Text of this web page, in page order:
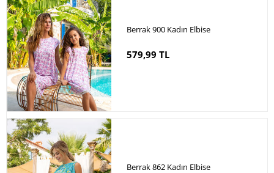
Berrak 900 Kadın Elbise
579,99 TL
Berrak 862 Kadın Elbise